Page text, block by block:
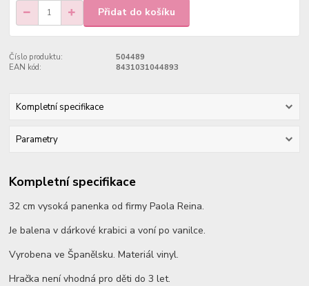
Přidat do košíku
Číslo produktu:
504489
EAN kód:
8431031044893
Kompletní specifikace
Parametry
Kompletní specifikace
32 cm vysoká panenka od firmy Paola Reina.
Je balena v dárkové krabici a voní po vanilce.
Vyrobena ve Španělsku. Materiál vinyl.
Hračka není vhodná pro děti do 3 let.